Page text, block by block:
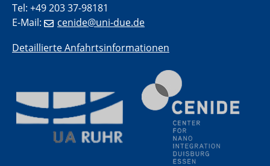
10.06.2024
SFB/TRR 270 Kolloquium
SFB 1242 Kolloquium
"Transient core-hole screening in photoexcited ZnO
investigated by time-resolved X-ray absorption
Tel: +49 203 37-98181
E-Mail:
cenide@uni-due.de
Detaillierte Anfahrtsinformationen